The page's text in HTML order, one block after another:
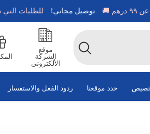
عن ٩٩ درهم 🚚 توصيل مجاني! للطلبات
موقع
الشركة
الألكتروني
حدد موقعنا ردود الفعل والاستفسار